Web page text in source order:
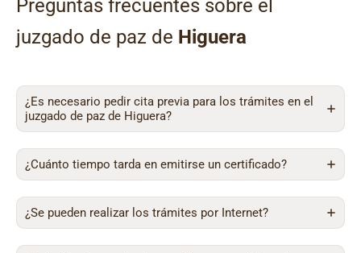
Preguntas frecuentes sobre el
juzgado de paz de Higuera
¿Es necesario pedir cita previa para los trámites en el
juzgado de paz de Higuera?
¿Cuánto tiempo tarda en emitirse un certificado?
¿Se pueden realizar los trámites por Internet?